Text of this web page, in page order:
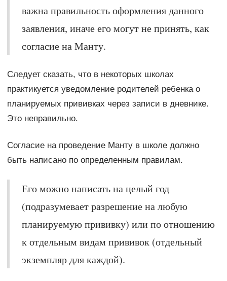
важна правильность оформления данного
заявления, иначе его могут не принять, как
согласие на Манту.
Следует сказать, что в некоторых школах
практикуется уведомление родителей ребенка о
планируемых прививках через записи в дневнике.
Это неправильно.
Согласие на проведение Манту в школе должно
быть написано по определенным правилам.
Его можно написать на целый год
(подразумевает разрешение на любую
планируемую прививку) или по отношению
к отдельным видам прививок (отдельный
экземпляр для каждой).